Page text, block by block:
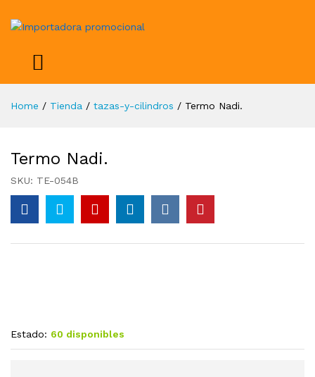
Home / Tienda / tazas-y-cilindros / Termo Nadi.
Termo Nadi.
SKU: TE-054B
Estado: 60 disponibles